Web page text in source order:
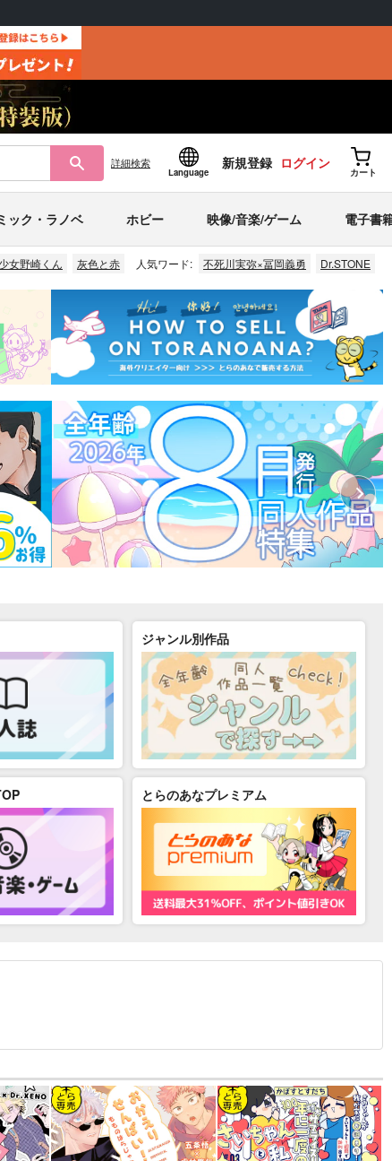
詳細検索
Language
新規登録 ログイン
カート
ック・ラノベ ホビー 映像/音楽/ゲーム 電子書
女野崎くん 灰色と赤 人気ワード: 不死川実弥×冨岡義勇 Dr.STONE
ジャンル別作品
とらのあなプレミアム
掲載）